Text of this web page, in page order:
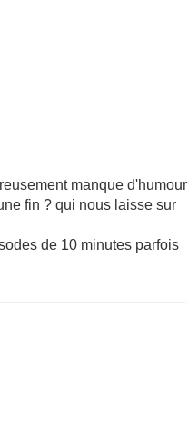
manque d'humour
fin ? qui nous laisse sur
de 10 minutes parfois